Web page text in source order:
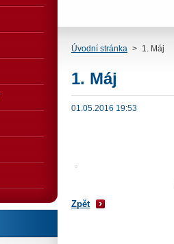
Úvodní stránka > 1. Máj
1. Máj
01.05.2016 19:53
Zpět